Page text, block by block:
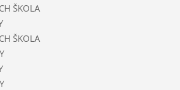
ŠKOLA
ŠKOLA